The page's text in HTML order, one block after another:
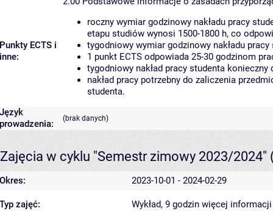
Punkty ECTS i
inne:
roczny wymiar godzinowy nakładu pracy
etapu studiów wynosi 1500-1800 h, co
tygodniowy wymiar godzinowy nakładu
1 punkt ECTS odpowiada 25-30 godzinom
tygodniowy nakład pracy studenta
nakład pracy potrzebny do zaliczenia
studenta.
Język
prowadzenia:
(brak danych)
Zajęcia w cyklu "Semestr zimowy 2023/2024"
Okres: 2023-10-01 - 2024-02-29
Typ zajęć: Wykład, 9 godzin więcej informacji